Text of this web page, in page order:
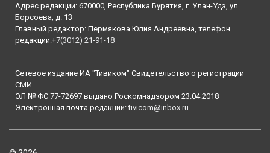
Адрес редакции: 670000, Республика Бурятия, г. Улан-Удэ, ул.
Борсоева, д. 13
Главный редактор: Пермякова Юлия Андреевна, телефон
редакции:+7(3012) 21-91-18
Сетевое издание ИА "Тивиком" Свидетельство о регистрации
СМИ
ЭЛ № ФС 77-72697 выдано Роскомнадзором 23.04.2018
Электронная почта редакции:tivicom@inbox.ru